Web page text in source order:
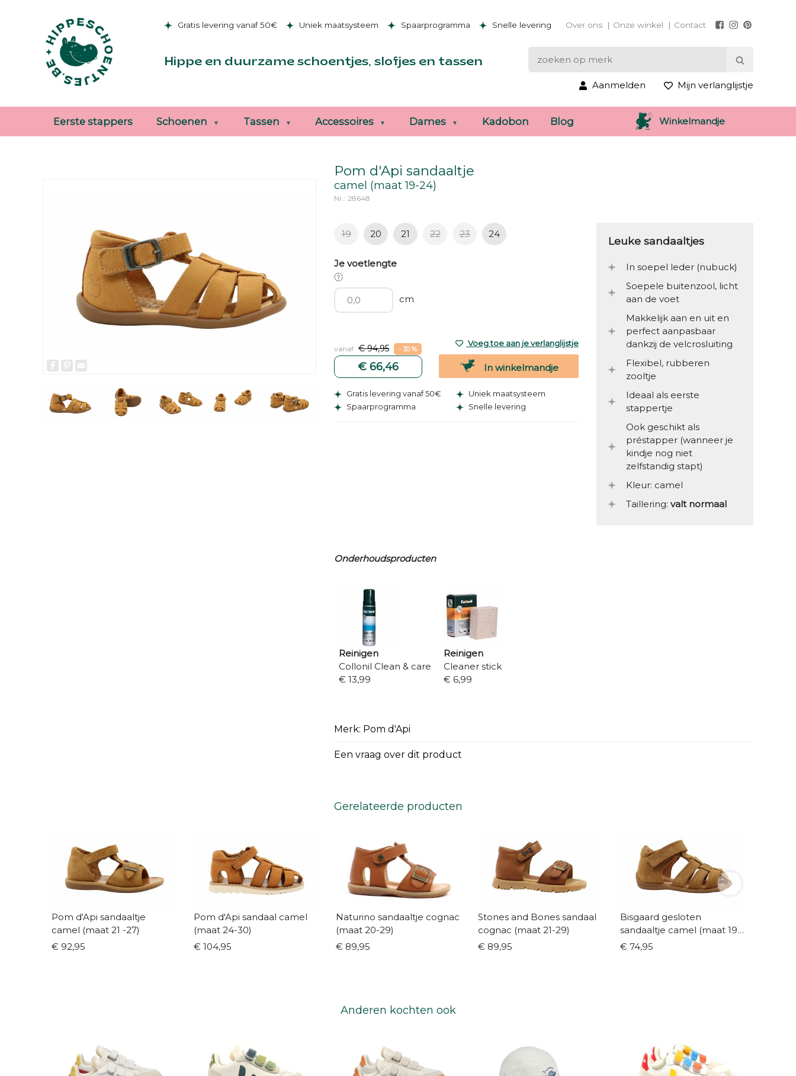
Gratis levering vanaf 50€ Uniek maatsysteem Spaarprogramma Snelle levering Over ons Onze winkel Contact
Hippe en duurzame schoentjes, slofjes en tassen
Aanmelden Mijn verlanglijstje
Eerste stappers Schoenen Tassen Accessoires Dames Kadobon Blog Winkelmandje
Pom d'Api sandaaltje
Facebook
Pinterest
camel (maat 19-24)
Nr.: 28648
19 20 21 22 23 24
Je voetlengte
cm
vanaf € 94,95 - 30 %
€ 66,46
Voeg toe aan je verlanglijstje
In winkelmandje
Gratis levering vanaf 50€
Uniek maatsysteem
Spaarprogramma
Snelle levering
Leuke sandaaltjes
In soepel leder (nubuck)
Soepele buitenzool, licht
aan de voet
Makkelijk aan en uit en
perfect aanpasbaar
dankzij de velcrosluiting
Flexibel, rubberen
zooltje
Ideaal als eerste
stappertje
Ook geschikt als
préstapper (wanneer je
kindje nog niet
zelfstandig stapt)
Kleur: camel
Taillering: valt normaal
Onderhoudsproducten
Reinigen
Collonil Clean & care
€ 13,99
Reinigen
Cleaner stick
€ 6,99
Merk: Pom d'Api
Een vraag over dit product
Gerelateerde producten
Pom d'Api sandaaltje
camel (maat 21 -27)
€ 92,95
Pom d'Api sandaal camel
(maat 24-30)
€ 104,95
Naturino sandaaltje cognac
(maat 20-29)
€ 89,95
Stones and Bones sandaal
cognac (maat 21-29)
€ 89,95
Bisgaard gesloten
sandaaltje camel (maat 19-
25)
€ 74,95
Anderen kochten ook